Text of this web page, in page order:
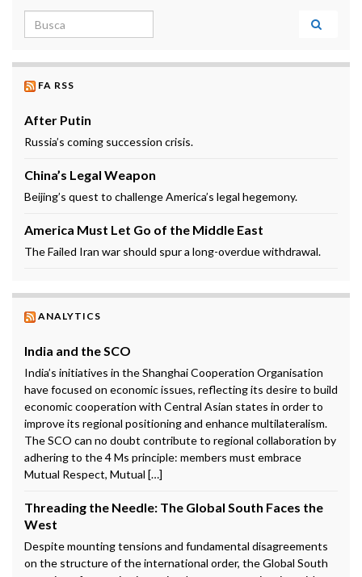
Search for:
FA RSS
After Putin
Russia’s coming succession crisis.
China’s Legal Weapon
Beijing’s quest to challenge America’s legal hegemony.
America Must Let Go of the Middle East
The Failed Iran war should spur a long-overdue withdrawal.
ANALYTICS
India and the SCO
India’s initiatives in the Shanghai Cooperation Organisation
have focused on economic issues, reflecting its desire to build
economic cooperation with Central Asian states in order to
improve its regional positioning and enhance multilateralism.
The SCO can no doubt contribute to regional collaboration by
adhering to the 4 Ms principle: members must embrace
Mutual Respect, Mutual […]
Threading the Needle: The Global South Faces the
West
Despite mounting tensions and fundamental disagreements
on the structure of the international order, the Global South